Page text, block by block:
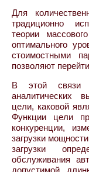
Для
традиционно
теории
оптимального
стоимостными
позволяют
В этой связи
аналитических
цели, каковой
Функции цели
конкуренции,
загрузки
загрузки
обслуживания
допустимой